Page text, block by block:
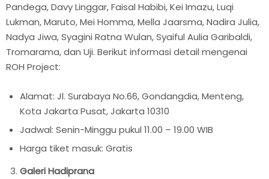
Pandega, Davy Linggar, Faisal Habibi, Kei Imazu, Luqi
Lukman, Maruto, Mei Homma, Mella Jaarsma, Nadira Julia,
Nadya Jiwa, Syagini Ratna Wulan, Syaiful Aulia Garibaldi,
Tromarama, dan Uji. Berikut informasi detail mengenai
ROH Project:
Alamat: Jl. Surabaya No.66, Gondangdia, Menteng,
Kota Jakarta Pusat, Jakarta 10310
Jadwal: Senin-Minggu pukul 11.00 – 19.00 WIB
Harga tiket masuk: Gratis
Galeri Hadiprana